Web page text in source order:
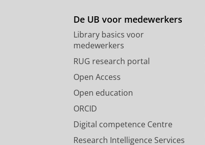
De UB voor medewerkers
Library basics voor
medewerkers
RUG research portal
Open Access
Open education
ORCID
Digital competence Centre
Research Intelligence Services